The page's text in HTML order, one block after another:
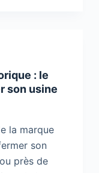
: le
son usine
la marque
son
près de